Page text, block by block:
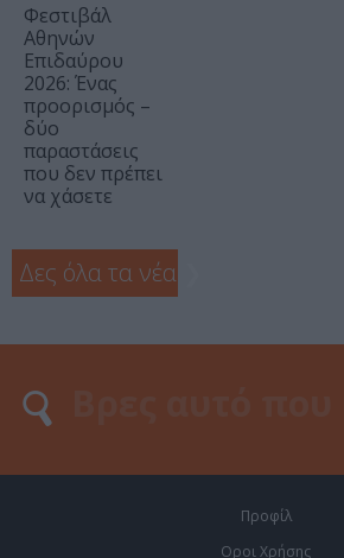
Φεστιβάλ
Αθηνών
Επιδαύρου
2026: Ένας
προορισμός –
δύο
παραστάσεις
που δεν πρέπει
να χάσετε
Δες όλα τα νέα
Προφίλ
Οροι Χρήσης